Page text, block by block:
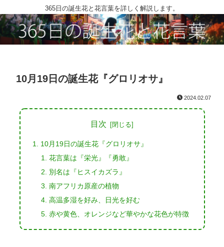
365日の誕生花と花言葉を詳しく解説します。
10月19日の誕生花『グロリオサ』
2024.02.07
目次
10月19日の誕生花『グロリオサ』
花言葉は『栄光』『勇敢』
別名は『ヒスイカズラ』
南アフリカ原産の植物
高温多湿を好み、日光を好む
赤や黄色、オレンジなど華やかな花色が特徴